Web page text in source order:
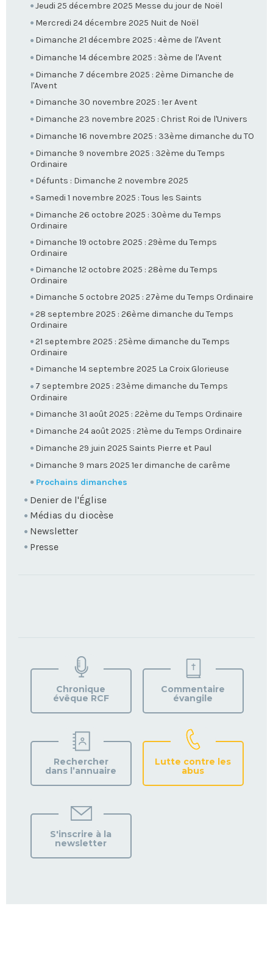
Jeudi 25 décembre 2025 Messe du jour de Noël
Mercredi 24 décembre 2025 Nuit de Noël
Dimanche 21 décembre 2025 : 4ème de l'Avent
Dimanche 14 décembre 2025 : 3ème de l'Avent
Dimanche 7 décembre 2025 : 2ème Dimanche de
l'Avent
Dimanche 30 novembre 2025 : 1er Avent
Dimanche 23 novembre 2025 : Christ Roi de l'Univers
Dimanche 16 novembre 2025 : 33ème dimanche du TO
Dimanche 9 novembre 2025 : 32ème du Temps
Ordinaire
Défunts : Dimanche 2 novembre 2025
Samedi 1 novembre 2025 : Tous les Saints
Dimanche 26 octobre 2025 : 30ème du Temps
Ordinaire
Dimanche 19 octobre 2025 : 29ème du Temps
Ordinaire
Dimanche 12 octobre 2025 : 28ème du Temps
Ordinaire
Dimanche 5 octobre 2025 : 27ème du Temps Ordinaire
28 septembre 2025 : 26ème dimanche du Temps
Ordinaire
21 septembre 2025 : 25ème dimanche du Temps
Ordinaire
Dimanche 14 septembre 2025 La Croix Glorieuse
7 septembre 2025 : 23ème dimanche du Temps
Ordinaire
Dimanche 31 août 2025 : 22ème du Temps Ordinaire
Dimanche 24 août 2025 : 21ème du Temps Ordinaire
Dimanche 29 juin 2025 Saints Pierre et Paul
Dimanche 9 mars 2025 1er dimanche de carême
Prochains dimanches
Denier de l'Église
Médias du diocèse
Newsletter
Presse
VOTRE
PAROISSE
Chronique
évêque RCF
Commentaire
évangile
Rechercher
dans l’annuaire
Lutte contre les
abus
S'inscrire à la
newsletter